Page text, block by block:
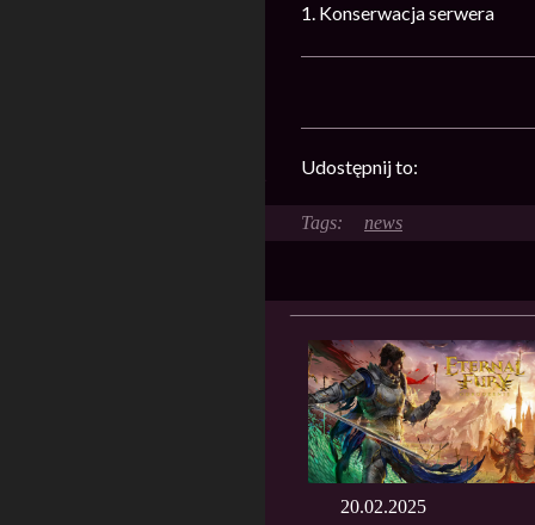
1. Konserwacja serwera
Udostępnij to:
news
20.02.2025